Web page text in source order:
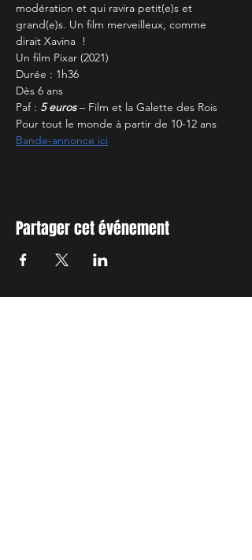
modération et qui ravira petit(e)s et
grand(e)s. Un film merveilleux, comme
dirait Xavina  !
Un film Pixar (2021)
Durée : 1h36
Dès 6 ans
Paf : 5 euros – Film et la Galette des Rois
Pour tout le monde à partir de 10-12 ans
Bande-annonce ici
Partager cet événement